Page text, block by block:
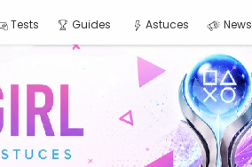
Tests Guides Astuces News